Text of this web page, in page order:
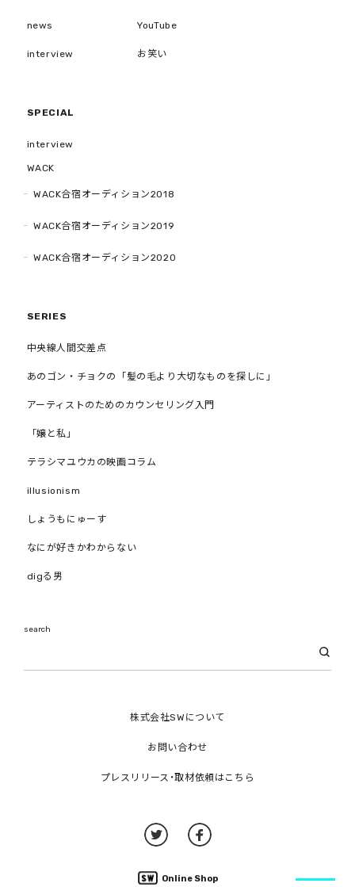
株式会社SWについて
お問い合わせ
プレスリリース・取材依頼はこちら
Online Shop
news
interview
YouTube
お笑い
SPECIAL
interview
WACK
WACK合宿オーディション2018
WACK合宿オーディション2019
WACK合宿オーディション2020
SERIES
中央線人間交差点
あのゴン・チョクの「髪の毛より大切なものを探しに」
アーティストのためのカウンセリング入門
「嬢と私」
テラシマユウカの映画コラム
illusionism
しょうもにゅーす
なにが好きかわからない
digる男
search